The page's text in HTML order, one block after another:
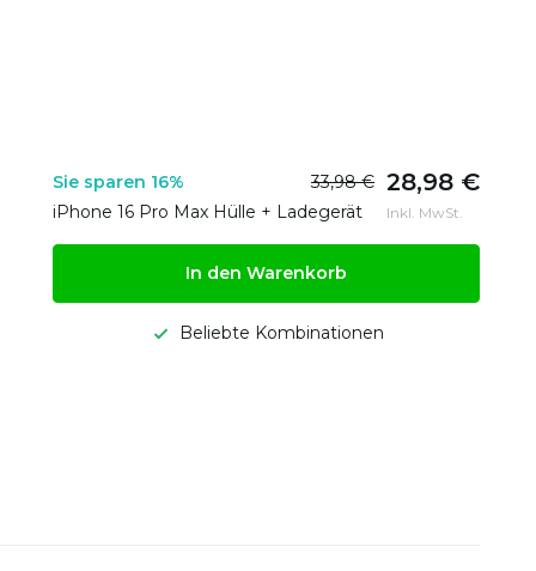
Sie sparen 16% 33,98 € 28,98 €
iPhone 16 Pro Max Hülle + Ladegerät Inkl. MwSt.
In den Warenkorb
Beliebte Kombinationen